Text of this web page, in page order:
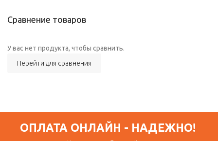
Сравнение товаров
У вас нет продукта, чтобы сравнить.
Перейти для сравнения
ОПЛАТА ОНЛАЙН - НАДЕЖНО!